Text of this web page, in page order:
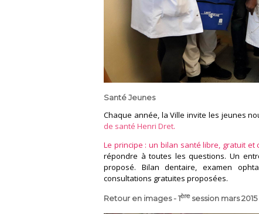
Santé Jeunes
Chaque année, la Ville invite les jeunes
de santé Henri Dret.
Le principe : un bilan santé libre, gratuit et
répondre à toutes les questions. Un
proposé. Bilan dentaire, examen
consultations gratuites proposées.
Retour en images - 1èresession mars 2015